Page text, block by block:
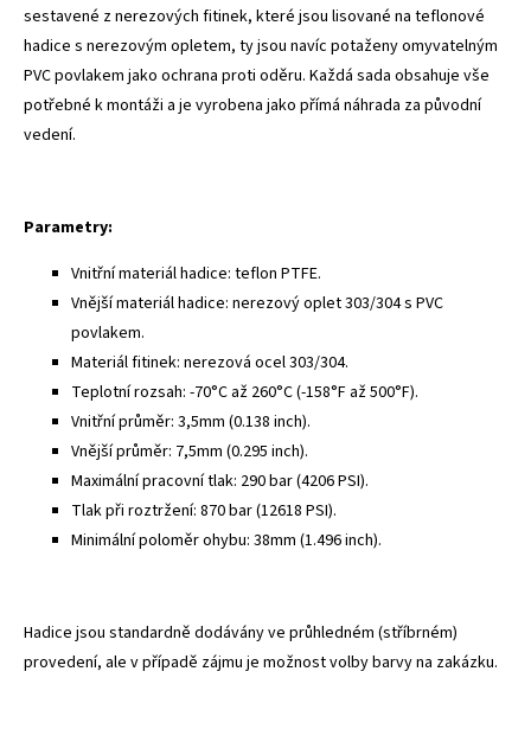
sestavené z nerezových fitinek, které jsou lisované na teflonové
hadice s nerezovým opletem, ty jsou navíc potaženy omyvatelným
PVC povlakem jako ochrana proti oděru. Každá sada obsahuje vše
potřebné k montáži a je vyrobena jako přímá náhrada za původní
vedení.
Parametry:
Vnitřní materiál hadice: teflon PTFE.
Vnější materiál hadice: nerezový oplet 303/304 s PVC
povlakem.
Materiál fitinek: nerezová ocel 303/304.
Teplotní rozsah: -70°C až 260°C (-158°F až 500°F).
Vnitřní průměr: 3,5mm (0.138 inch).
Vnější průměr: 7,5mm (0.295 inch).
Maximální pracovní tlak: 290 bar (4206 PSI).
Tlak při roztržení: 870 bar (12618 PSI).
Minimální poloměr ohybu: 38mm (1.496 inch).
Hadice jsou standardně dodávány ve průhledném (stříbrném)
provedení, ale v případě zájmu je možnost volby barvy na zakázku.